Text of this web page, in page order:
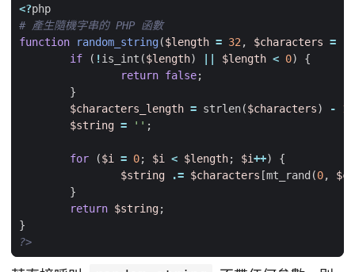
<?php
function
random_string($length = 32, $characters =
if
( !is_int ($length) $length < 0)
{
return false;
}
$characters_length = strlen($characters) - 1
$string = '' ;
for ($i = 0; $i < $length; $i++)
{
$string
.= $characters [mt_rand (0,
}
return $string;
}
?>